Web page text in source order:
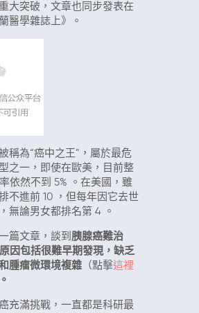
大突破，文章也同步發表在
醫學雜誌上》。
稱為“癌中之王”，屬於最危
之一，即使在歐美，目前整
依然不到 5%
。在美國，雖
不進前 10
，但每年因它去世
無論男女都排名第 4 。
篇文章，談到 胰腺癌難治
因包括很難早期發現，缺乏
腫瘤微環境複雜 （點擊這裡
。
充滿挑戰，一直都是科研最